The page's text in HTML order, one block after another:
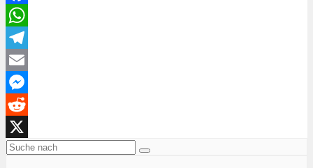
Facebook
WhatsApp
Telegram
Email
Messenger
Reddit
X